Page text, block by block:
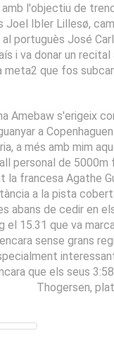
l'objectiu de
Joel Ibler Lillesø,
portuguès José
i va donar un
meta2 que fos
Amebaw s'erigeix
a
a més amb mim
personal de
la francesa Agathe
a la pista
abans de cedir en
el 15.31 que va
sense grans
que els seus
Thogersen,